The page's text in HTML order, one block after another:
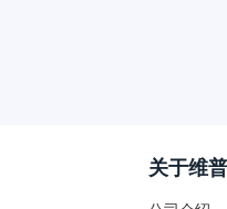
关于维普